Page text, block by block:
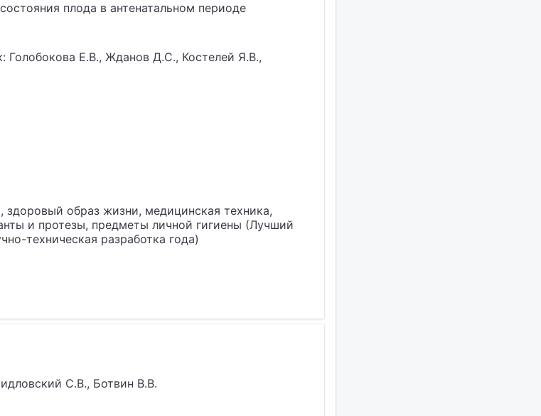
плода в антенатальном периоде
Голобокова Е.В., Жданов Д.С., Костелей Я.В.,
здоровый образ жизни, медицинская техника,
и протезы, предметы личной гигиены (Лучший
техническая разработка года)
С.В., Ботвин В.В.